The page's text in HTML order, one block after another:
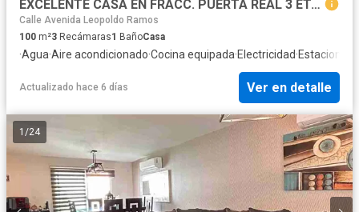
EXCELENTE CASA EN FRACC. PUERTA REAL 3 ETAPA
Calle Avenida Leopoldo Ramos
100 m²3 Recámaras1 BañoCasa
·Agua·Aire acondicionado·Cocina equipada·Electricidad·
Actualizado hace 6 días Ver en detalle
1 /24